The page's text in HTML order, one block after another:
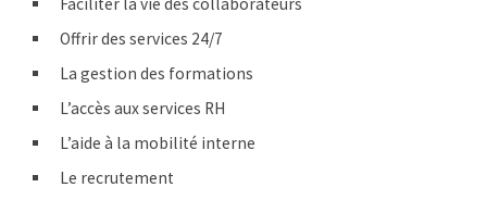
Offrir des services 24/7
La gestion des formations
L’accès aux services RH
L’aide à la mobilité interne
Le recrutement